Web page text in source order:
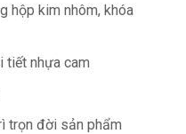
hộp kim nhôm, khóa
tiết nhựa cam
trọn đời sản phẩm